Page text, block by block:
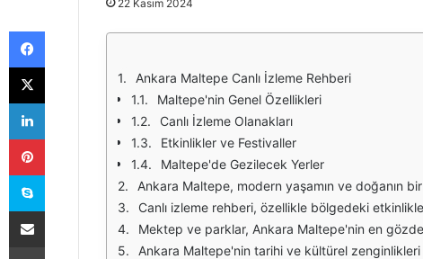
22 Kasım 2024
Ankara Maltepe Canlı İzleme Rehberi
Maltepe'nin Genel Özellikleri
Canlı İzleme Olanakları
Etkinlikler ve Festivaller
Maltepe'de Gezilecek Yerler
Ankara Maltepe, modern yaşamın ve doğanın bir arada bulunduğu eşsiz bir semt olarak dikkat çekmektedir. Bu bölge, sadece güzel manzaralarıyla değil, aynı zamanda sunduğu olanaklarla da öne çıkmaktadır.
Canlı izleme rehberi, özellikle bölgedeki etkinlikler, sosyal aktiviteler ve doğa yürüyüşleri hakkında bilgi sunmaktadır. Maltepe'de düzenlenen etkinlikler, yerel halkın sosyal
Mektep ve parklar, Ankara Maltepe'nin en gözde yerlerinden bazılarıdır. Bu parklar, hem çocuklar hem de yetişkinler için çeşitli aktiviteler sunmaktadır. Canlı izleme rehberi, bu
Ankara Maltepe'nin tarihi ve kültürel zenginlikleri de keşfedilmeyi bekleyen bir diğer önemli unsurdur. Bu alanda yer alan müzeler ve tarihi yapılar, yerel kültürü
Facebook
X
LinkedIn
Pinterest
Skype
E-Posta ile paylaş